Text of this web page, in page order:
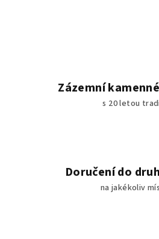
Zázemní
s 20 letou
Doručení do
na jakékoliv